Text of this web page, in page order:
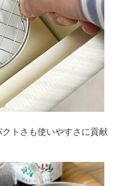
トさも使いやすさに貢献